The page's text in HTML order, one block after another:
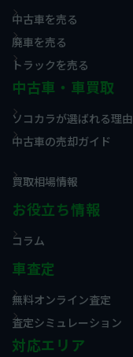
中古車を売る
廃車を売る
トラックを売る
中古車・車買取
ソコカラが選ばれる理由
中古車の売却ガイド
買取相場情報
お役立ち情報
コラム
車査定
無料オンライン査定
査定シミュレーション
対応エリア